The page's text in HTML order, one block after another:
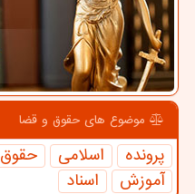
موضوع های حقوق و قضا
پرونده اسلامی حقوق
آموزش
اسناد